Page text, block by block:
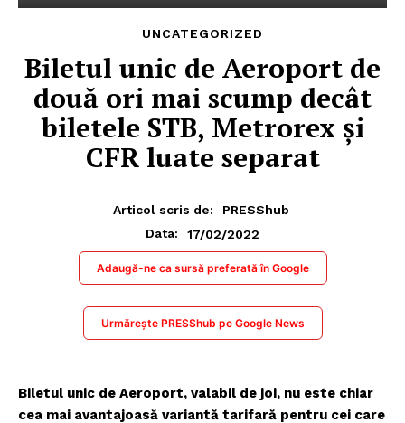
UNCATEGORIZED
Biletul unic de Aeroport de
două ori mai scump decât
biletele STB, Metrorex și
CFR luate separat
Articol scris de:
PRESShub
Data:
17/02/2022
Adaugă-ne ca sursă preferată în Google
Urmărește PRESShub pe Google News
Biletul unic de Aeroport, valabil de joi, nu este chiar
cea mai avantajoasă variantă tarifară pentru cei care